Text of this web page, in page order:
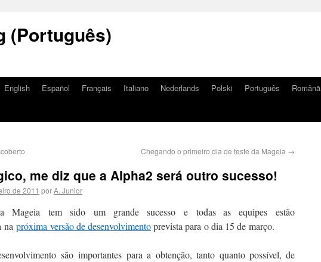
(Português)
English Español Français Italiano Nederlands Polski Português Română
Chegando o primeiro dia de teste da Mageia →
me diz que a Alpha2 será outro sucesso!
de 2011 porA. Junior
Mageia tem sido um grande sucesso e todas as equipes estão
na próxima versão de desenvolvimentoprevista para o dia 15 de março.
são importantes para a obtenção, tanto quanto possível, de